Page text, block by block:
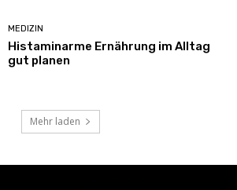
MEDIZIN
Histaminarme Ernährung im Alltag
gut planen
Mehr laden